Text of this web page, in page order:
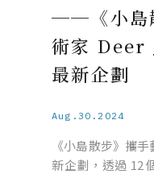
──《小島
術家 Deer
最新企劃
Aug.30.2024
《小島散步》攜
新企劃，透過 12